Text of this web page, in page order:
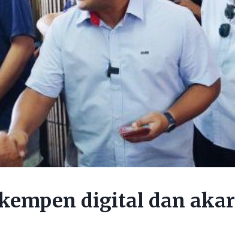
digital dan akar